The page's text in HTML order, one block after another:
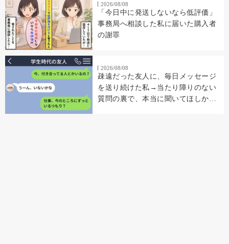
2026/08/08
「今日中に発送しないなら低評価」
事務局へ相談した私に届いた購入者
の謝罪
2026/08/08
疎遠だった友人に、毎日メッセージ
を送り続けた私→当たり障りのない
質問の裏で、本当に聞いてほしかっ